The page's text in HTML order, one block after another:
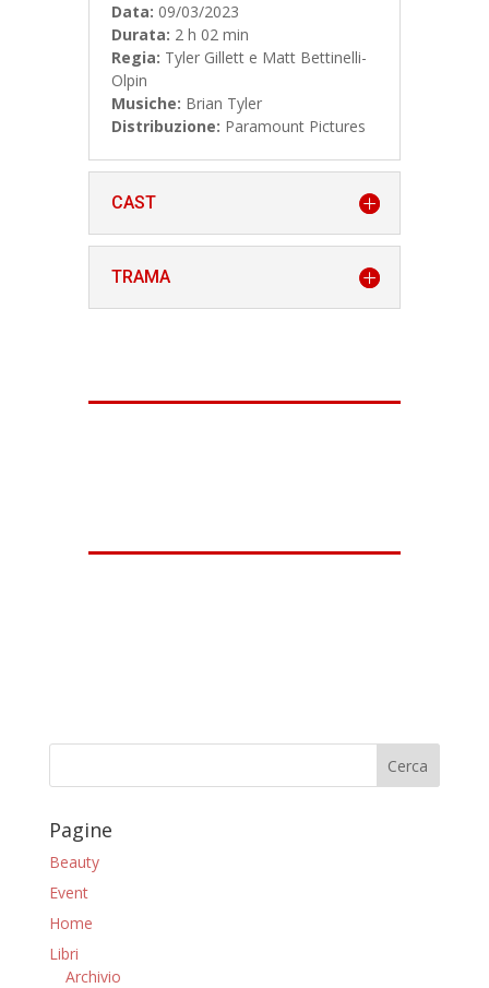
Data: 09/03/2023
Durata: 2 h 02 min
Regia: Tyler Gillett e Matt Bettinelli-
Olpin
Musiche: Brian Tyler
Distribuzione: Paramount Pictures
CAST
TRAMA
Pagine
Beauty
Event
Home
Libri
Archivio